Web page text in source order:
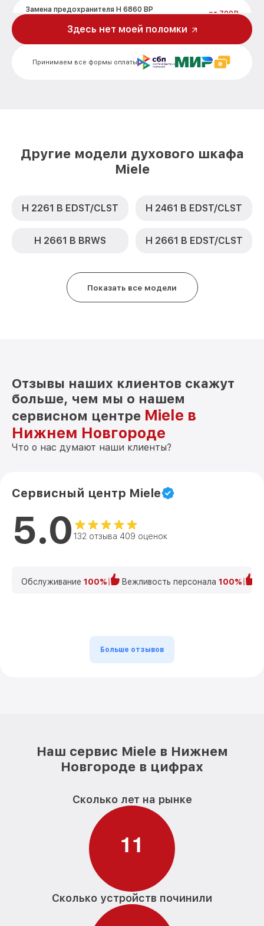
Замена предохранителя H 6860 BP
от 700₽
от 500₽
Принимаем все формы оплаты
Здесь нет моей поломки
Другие модели духового шкафа
Miele
H 2261 B EDST/CLST H 2461 B EDST/CLST
H 2661 B BRWS H 2661 B EDST/CLST
Показать все модели
Отзывы наших клиентов скажут
больше, чем мы о нашем
сервисном центре Miele в
Нижнем Новгороде
Что о нас думают наши клиенты?
Сервисный центр Miele
5.0 132 отзыва 409 оценок
Обслуживание 100% Вежливость персонала 100%
Больше отзывов
Наш сервис Miele в Нижнем
Новгороде в цифрах
Сколько лет на рынке
11
Сколько устройств починили